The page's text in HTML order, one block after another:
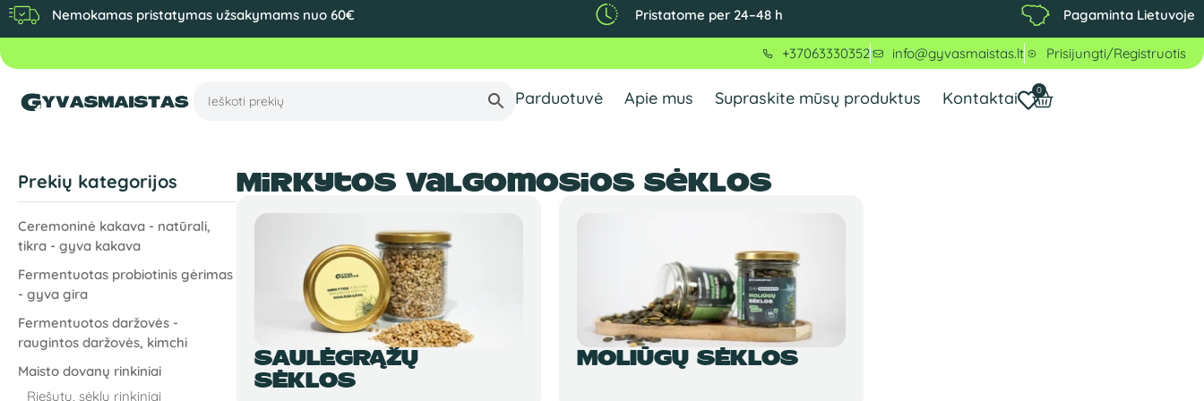
Nemokamas pristatymas užsakymams nuo 60€ Pristatome per 24–48 h Pagaminta Lietuvoje
+37063330352 info@gyvasmaistas.lt Prisijungti/Registruotis
Parduotuvė Apie mus Supraskite mūsų produktus Kontaktai 0
Prekių kategorijos
Ceremoninė kakava - natūrali,
tikra - gyva kakava
Fermentuotas probiotinis gėrimas
- gyva gira
Fermentuotos daržovės -
raugintos daržovės, kimchi
Maisto dovanų rinkiniai
Riešutų, sėklų rinkiniai
Mirkytos valgomosios sėklos
SAULĖGRĄŽŲ
SĖKLOS
MOLIŪGŲ SĖKLOS